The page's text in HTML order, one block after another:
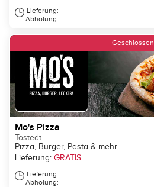
Lieferung:
Abholung:
Geschlossen
Mo's Pizza
Tostedt
Pizza, Burger, Pasta & mehr
Lieferung: GRATIS
Lieferung:
Abholung: